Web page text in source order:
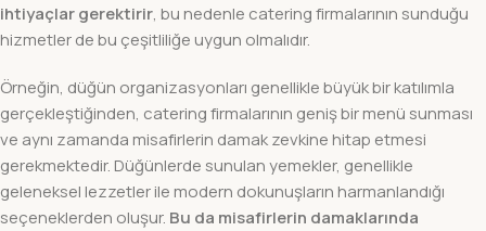
ihtiyaçlar gerektirir, bu nedenle catering firmalarının sunduğu
hizmetler de bu çeşitliliğe uygun olmalıdır.
Örneğin, düğün organizasyonları genellikle büyük bir katılımla
gerçekleştiğinden, catering firmalarının geniş bir menü sunması
ve aynı zamanda misafirlerin damak zevkine hitap etmesi
gerekmektedir. Düğünlerde sunulan yemekler, genellikle
geleneksel lezzetler ile modern dokunuşların harmanlandığı
seçeneklerden oluşur. Bu da misafirlerin damaklarında